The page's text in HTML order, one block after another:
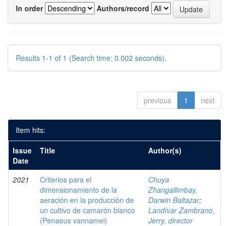
In order
Authors/record
Results 1-1 of 1 (Search time: 0.002 seconds).
previous 1 next
Item hits:
Issue
Date
Title Author(s)
2021
Criterios para el
dimensionamiento de la
aeración en la producción de
un cultivo de camarón blanco
(Penaeus vannamei)
Chuya
Zhangallimbay,
Darwin Baltazar;
Landívar Zambrano,
Jerry, director